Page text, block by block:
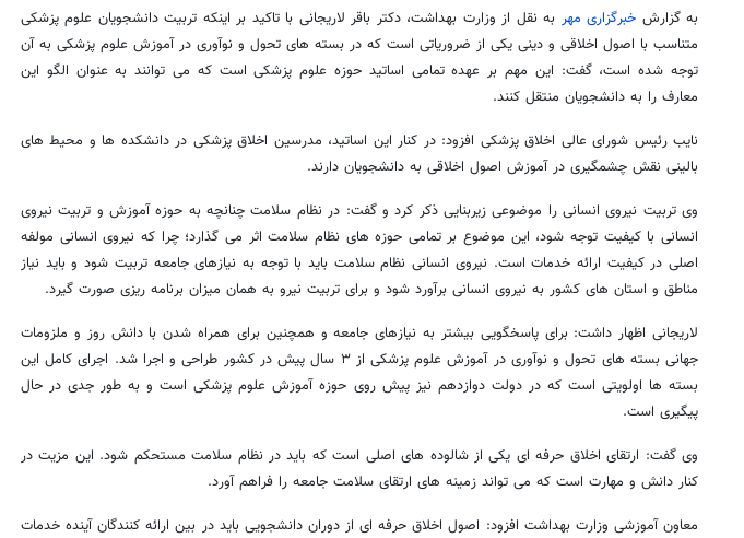
به گزارش خبرگزاری مهر به نقل از وزارت بهداشت، دکتر باقر لاریجانی با تاکید بر اینکه تربیت دانشجویان علوم پزشکی
متناسب با اصول اخلاقی و دینی یکی از ضروریاتی است که در بسته های تحول و نوآوری در آموزش علوم پزشکی به آن
توجه شده است، گفت: این مهم بر عهده تمامی اساتید حوزه علوم پزشکی است که می توانند به عنوان الگو این
معارف را به دانشجویان منتقل کنند.
نایب رئیس شورای عالی اخلاق پزشکی افزود: در کنار این اساتید، مدرسین اخلاق پزشکی در دانشکده ها و محیط های
بالینی نقش چشمگیری در آموزش اصول اخلاقی به دانشجویان دارند.
وی تربیت نیروی انسانی را موضوعی زیربنایی ذکر کرد و گفت: در نظام سلامت چنانچه به حوزه آموزش و تربیت نیروی
انسانی با کیفیت توجه شود، این موضوع بر تمامی حوزه های نظام سلامت اثر می گذارد؛ چرا که نیروی انسانی مولفه
اصلی در کیفیت ارائه خدمات است. نیروی انسانی نظام سلامت باید با توجه به نیازهای جامعه تربیت شود و باید نیاز
مناطق و استان های کشور به نیروی انسانی برآورد شود و برای تربیت نیرو به همان میزان برنامه ریزی صورت گیرد.
لاریجانی اظهار داشت: برای پاسخگویی بیشتر به نیازهای جامعه و همچنین برای همراه شدن با دانش روز و ملزومات
جهانی بسته های تحول و نوآوری در آموزش علوم پزشکی از ۳ سال پیش در کشور طراحی و اجرا شد. اجرای کامل این
بسته ها اولویتی است که در دولت دوازدهم نیز پیش روی حوزه آموزش علوم پزشکی است و به طور جدی در حال
پیگیری است.
وی گفت: ارتقای اخلاق حرفه ای یکی از شالوده های اصلی است که باید در نظام سلامت مستحکم شود. این مزیت در
کنار دانش و مهارت است که می تواند زمینه های ارتقای سلامت جامعه را فراهم آورد.
معاون آموزشی وزارت بهداشت افزود: اصول اخلاق حرفه ای از دوران دانشجویی باید در بین ارائه کنندگان آینده خدمات